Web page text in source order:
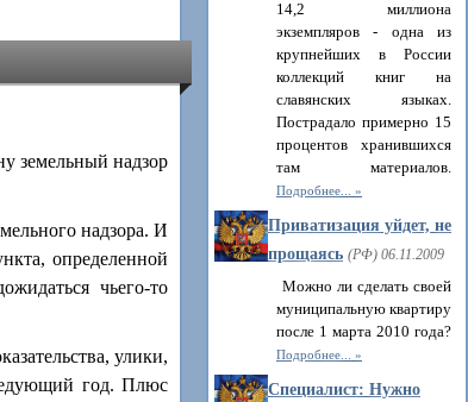
земельный надзор
надзора. И
определенной
чьего-то
улики,
год. Плюс
14,2 миллиона
экземпляров - одна из
крупнейших в России
коллекций книг на
славянских языках.
Пострадало примерно 15
процентов хранившихся
там материалов.
Подробнее...
Приватизация уйдет, не
прощаясь (РФ) 06.11.2009
Можно ли сделать своей
муниципальную квартиру
после 1 марта 2010 года?
Подробнее...
Специалист: Нужно